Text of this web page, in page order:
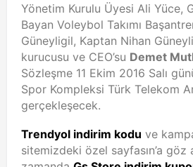
Yönetim Kurulu Üyesi Ali Yüce,
Bayan Voleybol Takımı
Güneyligil, Kaptan Nihan
kurucusu ve CEO’su Demet
Sözleşme 11 Ekim 2016 Salı
Spor Kompleksi Türk Telekom
gerçekleşecek.
Trendyol indirim kodu ve
sitemizdeki özel sayfasın’a göz